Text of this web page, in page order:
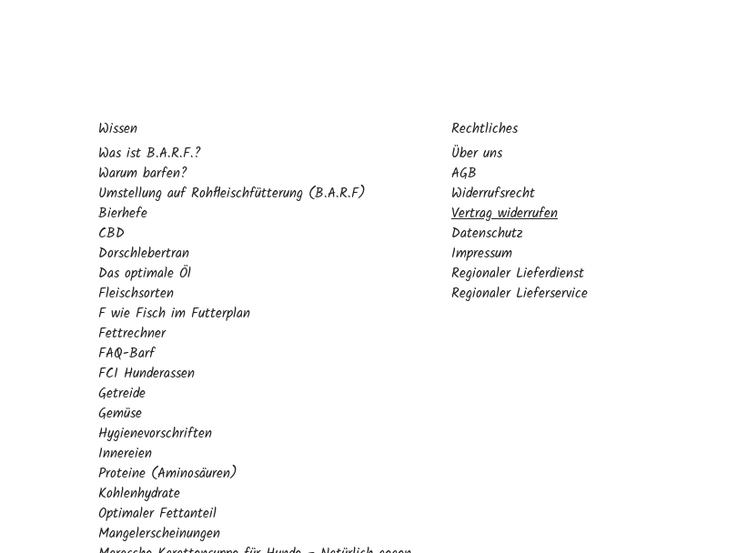
Wissen
Was ist B.A.R.F.?
Warum barfen?
Umstellung auf Rohfleischfütterung (B.A.R.F)
Bierhefe
CBD
Dorschlebertran
Das optimale Öl
Fleischsorten
F wie Fisch im Futterplan
Fettrechner
FAQ-Barf
FCI Hunderassen
Getreide
Gemüse
Hygienevorschriften
Innereien
Proteine (Aminosäuren)
Kohlenhydrate
Optimaler Fettanteil
Mangelerscheinungen
Rechtliches
Über uns
AGB
Widerrufsrecht
Vertrag widerrufen
Datenschutz
Impressum
Regionaler Lieferdienst
Regionaler Lieferservice